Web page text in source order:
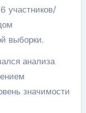
участников/
выборки.
анализа
значимости